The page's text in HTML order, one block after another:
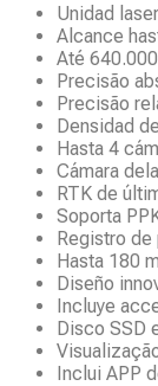
Unidad
Alcance
Até
Precisão
Precisão
Densidad
Hasta 4
Cámara
RTK de
Soporta
Registro
Hasta 180
Diseño
Incluye
Disco SSD
Inclui APP